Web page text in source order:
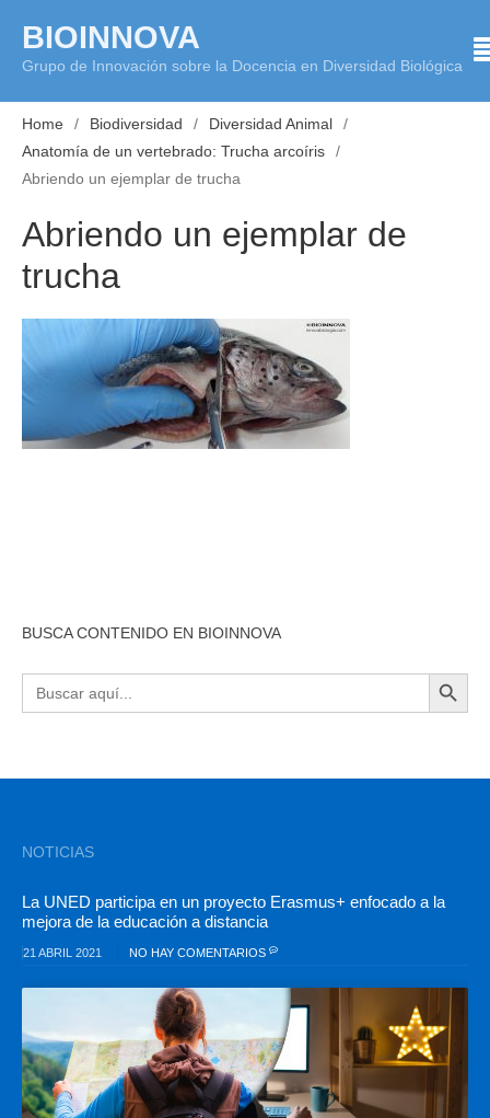
content
BIOINNOVA
Grupo de Innovación sobre la Docencia en Diversidad Biológica
Home Biodiversidad
Diversidad Animal
Anatomía de un vertebrado: Trucha arcoíris
Abriendo un ejemplar de trucha
Abriendo un ejemplar de
trucha
BUSCA CONTENIDO EN BIOINNOVA
Buscar: BOTÓN DE
NOTICIAS
La UNED participa en un proyecto Erasmus+ enfocado a la
mejora de la educación a distancia
21 ABRIL 2021 NO HAY COMENTARIOS